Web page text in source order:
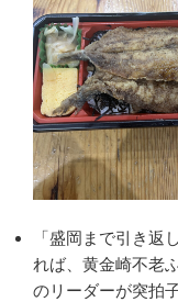
「盛岡まで引き返し
れば、黄金崎不老
のリーダーが突拍